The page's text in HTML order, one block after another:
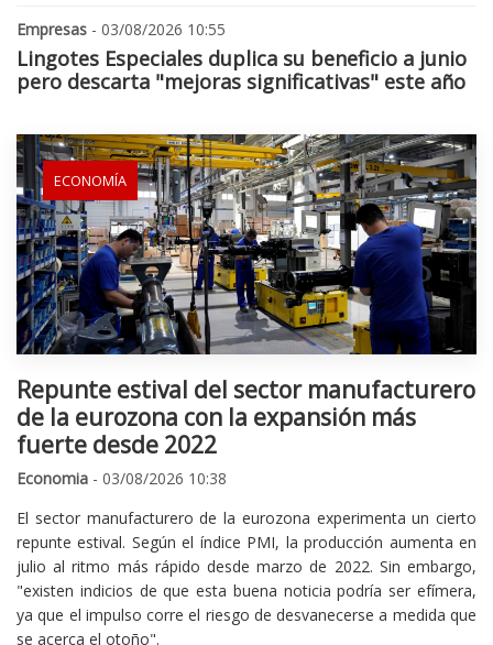
Empresas - 03/08/2026 10:55
Lingotes Especiales duplica su beneficio a junio
pero descarta "mejoras significativas" este año
ECONOMÍA
Repunte estival del sector manufacturero
de la eurozona con la expansión más
fuerte desde 2022
Economia - 03/08/2026 10:38
El sector manufacturero de la eurozona experimenta un cierto
repunte estival. Según el índice PMI, la producción aumenta en
julio al ritmo más rápido desde marzo de 2022. Sin embargo,
"existen indicios de que esta buena noticia podría ser efímera,
ya que el impulso corre el riesgo de desvanecerse a medida que
se acerca el otoño".